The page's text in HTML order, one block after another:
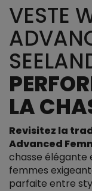
VESTE
LA
Revisitez la
Advanced
chasse élégante
femmes
parfaite entre